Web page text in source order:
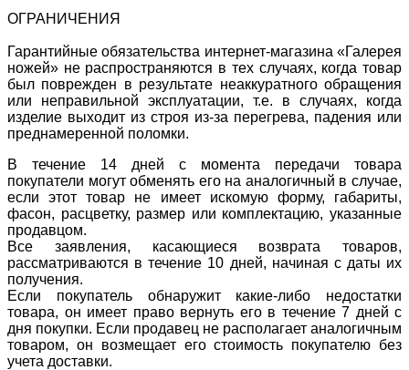
ОГРАНИЧЕНИЯ
Гарантийные обязательства интернет-магазина «Галерея
ножей» не распространяются в тех случаях, когда товар
был поврежден в результате неаккуратного обращения
или неправильной эксплуатации, т.е. в случаях, когда
изделие выходит из строя из-за перегрева, падения или
преднамеренной поломки.
В течение 14 дней с момента передачи товара
покупатели могут обменять его на аналогичный в случае,
если этот товар не имеет искомую форму, габариты,
фасон, расцветку, размер или комплектацию, указанные
продавцом.
Все заявления, касающиеся возврата товаров,
рассматриваются в течение 10 дней, начиная с даты их
получения.
Если покупатель обнаружит какие-либо недостатки
товара, он имеет право вернуть его в течение 7 дней с
дня покупки. Если продавец не располагает аналогичным
товаром, он возмещает его стоимость покупателю без
учета доставки.